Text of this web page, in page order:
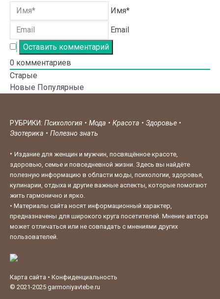
Имя*
Email
0 комментариев
Старые
Новые Популярные
РУБРИКИ: Психология • Мода • Красота • Здоровье •
Эзотерика • Полезно знать
• Издание для женщин и мужчин, посвящённое красоте,
здоровью, семье и повседневной жизни. Здесь вы найдёте
полезную информацию в области моды, психологии, здоровья,
кулинарии, отдыха и другие важные аспекты, которые помогают
жить гармонично и ярко.
• Материалы сайта носят информационный характер,
предназначены для широкого круга посетителей. Мнение автора
может отличаться или не совпадать с мнениями других
пользователей.
Карта сайта • Конфиденциальность
© 2021-2025 garmoniyavtebe.ru